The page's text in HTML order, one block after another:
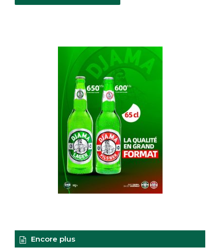
Encore plus